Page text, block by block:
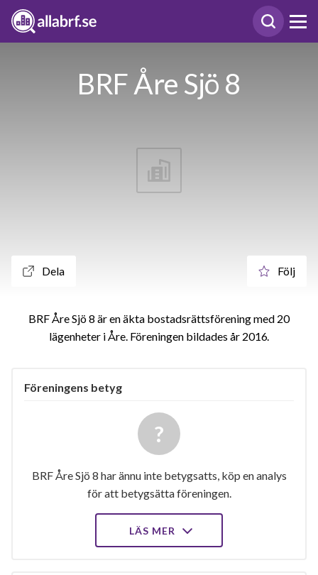
BRF Åre Sjö 8
Dela Följ
BRF Åre Sjö 8 är en äkta bostadsrättsförening med 20
lägenheter i Åre. Föreningen bildades år 2016
Föreningens betyg
BRF Åre Sjö 8 har ännu inte betygsatts, köp en analys
för att betygsätta föreningen.
LÄS MER